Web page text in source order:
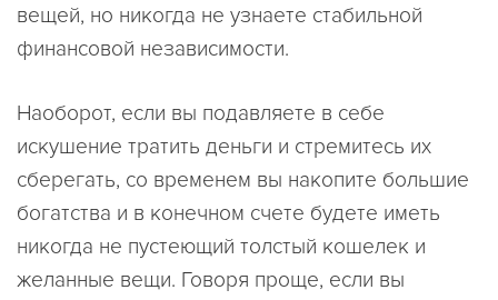
вещей, но никогда не узнаете стабильной
финансовой независимости.
Наоборот, если вы подавляете в себе
искушение тратить деньги и стремитесь их
сберегать, со временем вы накопите большие
богатства и в конечном счете будете иметь
никогда не пустеющий толстый кошелек и
желанные вещи. Говоря проще, если вы